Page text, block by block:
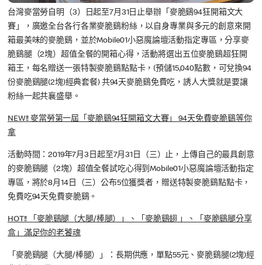
台灣麥當勞自明（3）日起至7月31日止舉辦「麥脆鷄94狂開箱文大
賽」，廣邀全台各行各業麥脆鷄粉絲，以自身專業與多元的創意來開
箱最美味的麥脆鷄，並於Mobile01小惡魔論壇活動指定專區，分享麥
脆鷄腿（2塊）超值全餐的開箱心得，活動將選出五位麥脆鷄超狂開
箱王，每名贈送一張特製麥脆鷄點點卡，(預儲15,040點數，可兌換94
份麥脆鷄腿(2塊)經典套餐) 共94天麥脆鷄免費吃，誘人大獎就是要讓
粉絲一起共襄盛舉。
NEW!! 麥當勞第一屆「麥脆鷄94狂開箱文大賽」 94天免費麥脆鷄等你
拿
活動時間：2019年7月3日起至7月31日（三）止，上傳自己的最具創意
的麥脆鷄腿（2塊）超值全餐試吃心得到Mobile01小惡魔論壇活動指定
專區，將於8月14日（三）公布5位獲獎者，贈送特製麥脆鷄點點卡，
免費吃94天免費麥脆鷄。
HOT!! 「麥脆鷄腿（大腿/棒腿）」、「麥脆鷄翅 」、「麥脆鷄腿分享
盒」滿足你的老饕魂
「麥脆鷄腿（大腿/棒腿）」：長期供應，單點55元、麥脆鷄腿(2塊)經